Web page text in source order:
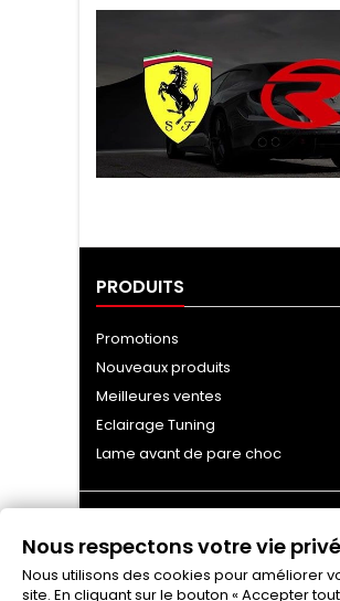
PRODUITS
Promotions
Nouveaux produits
Meilleures ventes
Eclairage Tuning
Lame avant de pare choc
Nous respectons votre vie
Nous utilisons des cookies pour améliorer
site. En cliquant sur le bouton « Accepter